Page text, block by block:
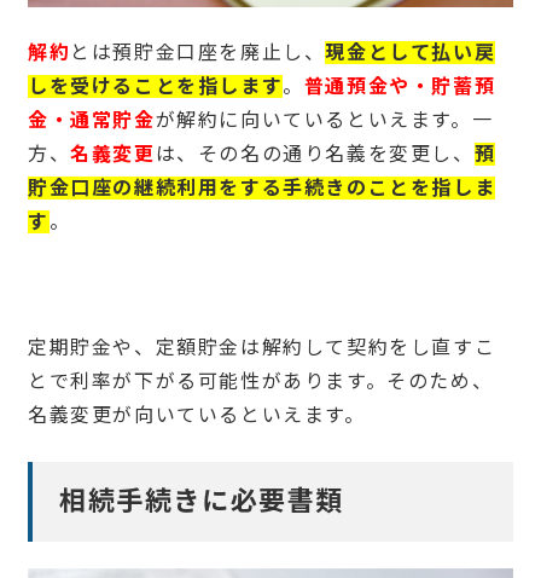
解約 とは預貯金口座を廃止し、現金として払い戻
しを受けることを指します。 普通預金や・貯蓄預
金・通常貯金が解約に向いているといえます。一
方、名義変更 は、その名の通り名義を変更し、 預
貯金口座の継続利用をする手続きのことを指しま
す 。
定期貯金や、定額貯金は解約して契約をし直すこ
とで利率が下がる可能性があります。そのため、
名義変更が向いているといえます。
相続手続きに必要書類